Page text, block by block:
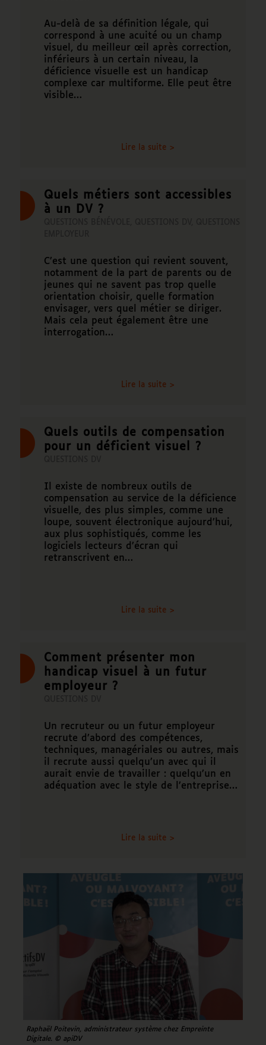
Au-delà de sa définition légale, qui
correspond à une acuité ou un champ
visuel, du meilleur œil après correction,
inférieurs à un certain niveau, la
déficience visuelle est un handicap
complexe car multiforme. Elle peut être
visible…
Lire la suite >
Quels métiers sont accessibles
à un DV ?
C’est une question qui revient souvent,
notamment de la part de parents ou de
jeunes qui ne savent pas trop quelle
orientation choisir, quelle formation
envisager, vers quel métier se diriger.
Mais cela peut également être une
interrogation…
Lire la suite >
Quels outils de compensation
pour un déficient visuel ?
Il existe de nombreux outils de
compensation au service de la déficience
visuelle, des plus simples, comme une
loupe, souvent électronique aujourd’hui,
aux plus sophistiqués, comme les
logiciels lecteurs d’écran qui
retranscrivent en…
Lire la suite >
Comment présenter mon
handicap visuel à un futur
employeur ?
Un recruteur ou un futur employeur
recrute d’abord des compétences,
techniques, managériales ou autres, mais
il recrute aussi quelqu’un avec qui il
aurait envie de travailler : quelqu’un en
adéquation avec le style de l’entreprise…
Lire la suite >
Raphaël Poitevin, administrateur système chez Empreinte
Digitale. © apiDV